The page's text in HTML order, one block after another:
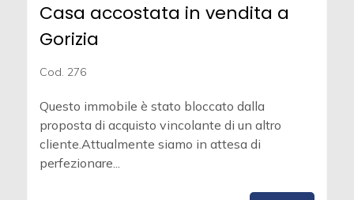
Casa accostata in vendita a
Gorizia
Cod. 276
Questo immobile è stato bloccato dalla
proposta di acquisto vincolante di un altro
cliente.Attualmente siamo in attesa di
perfezionare...